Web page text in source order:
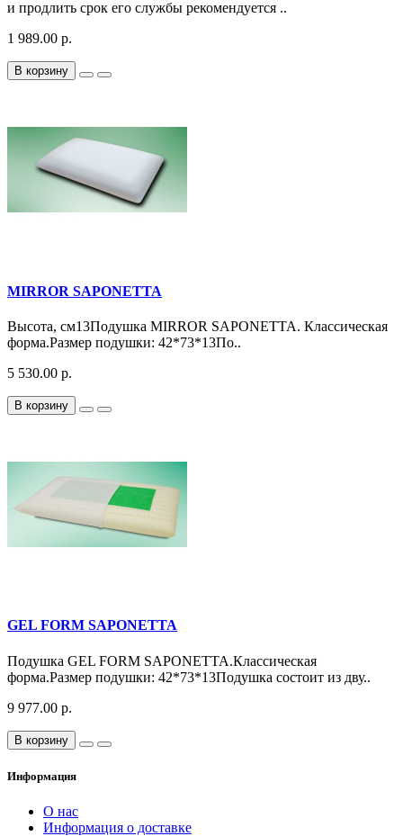
и продлить срок его службы рекомендуется ..
1 989.00 р.
В корзину
MIRROR SAPONETTA
Высота, см13Подушка MIRROR SAPONETTA. Классическая
форма.Размер подушки: 42*73*13По..
5 530.00 р.
В корзину
GEL FORM SAPONETTA
Подушка GEL FORM SAPONETTA.Классическая
форма.Размер подушки: 42*73*13Подушка состоит из дву..
9 977.00 р.
В корзину
Информация
О нас
Информация о доставке